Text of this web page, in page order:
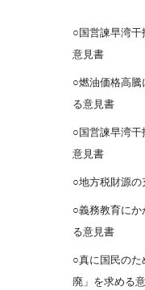
○国営諫早湾
意見書
○燃油価格高
る意見書
○国営諫早湾
意見書
○地方税財源
○義務教育に
る意見書
○真に国民の
廃」を求める